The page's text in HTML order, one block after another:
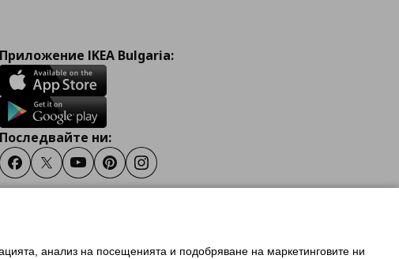
Приложение IKEA Bulgaria:
Последвайте ни:
FacebookTwitterYoutubePinterestInstagram
анализ на посещенията и подобряване на маркетинговите ни